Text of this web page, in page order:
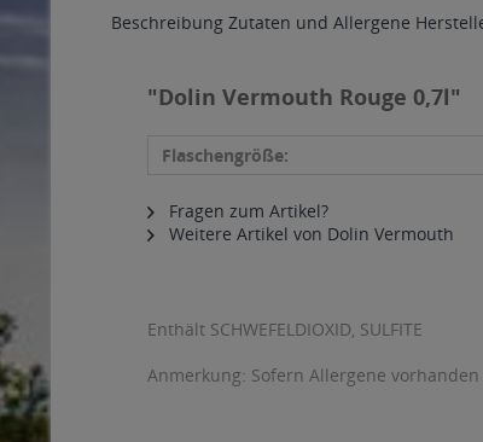
Beschreibung Zutaten und Allergene
"Dolin Vermouth Rouge 0,7l"
Flaschengröße:
Fragen zum Artikel?
Weitere Artikel von Dolin Vermouth
Enthält SCHWEFELDIOXID, SULFITE
Anmerkung: Sofern Allergene